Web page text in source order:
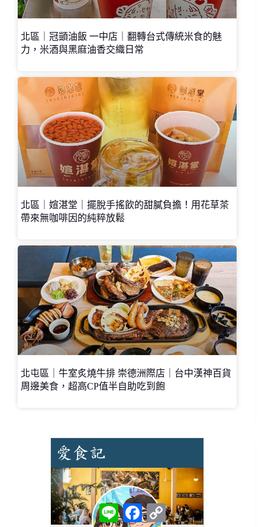
北區｜冠顗油飯 一中店｜翻轉台式傳統米食的魅
力，米酒與黑麻油香交織日常
北區｜媗湛堂｜擺脫手搖飲的甜膩負擔！用花草茶
帶來無咖啡因的純粹放鬆
北屯區｜牛室炙燒牛排 崇德洲際店｜台中漢神百貨
周邊美食，超高CP值半自助吃到飽
L
i
F
a
C
o